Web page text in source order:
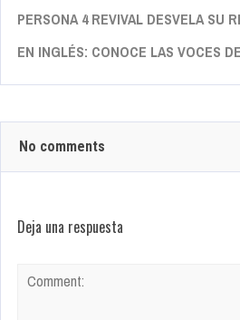
PERSONA 4 REVIVAL DESVELA SU
EN INGLÉS: CONOCE LAS VOCES
No comments
Deja una respuesta